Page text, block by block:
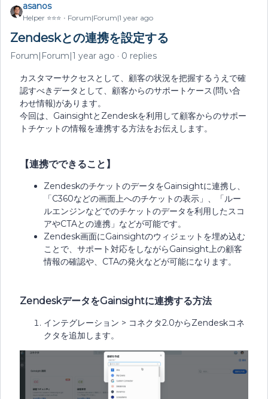
asanos
Helper ⭐️⭐️⭐️ Forum|Forum|1 year ago
Zendeskとの連携を設定する
Forum|Forum|1 year ago 0 replies
カスタマーサクセスとして、顧客の状況を把握するうえで確
認すべきデータとして、顧客からのサポートケース(問い合
わせ情報)があります。
今回は、GainsightとZendeskを利用して顧客からのサポー
トチケットの情報を連携する方法をお伝えします。
【連携でできること】
ZendeskのチケットのデータをGainsightに連携し、
「C360などの画面上へのチケットの表示」、「ルー
ルエンジンなどでのチケットのデータを利用したスコ
アやCTAとの連携」などが可能です。
Zendesk画面にGainsightのウィジェットを埋め込む
ことで、サポート対応をしながらGainsight上の顧客
情報の確認や、CTAの発火などが可能になります。
ZendeskデータをGainsightに連携する方法
インテグレーション > コネクタ2.0からZendeskコネ
クタを追加します。